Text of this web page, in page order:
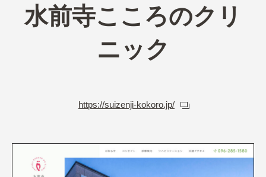
水前寺こころのクリ
ニック
https://suizenji-kokoro.jp/